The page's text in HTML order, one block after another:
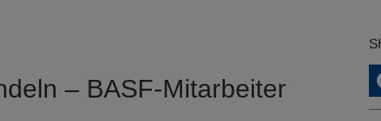
– BASF-Mitarbeiter